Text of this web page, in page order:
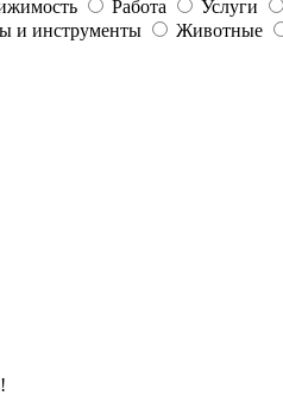
Работа Услуги
и инструменты Животные